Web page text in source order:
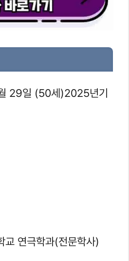
29일 (50세)2025년기
교 연극학과(전문학사)